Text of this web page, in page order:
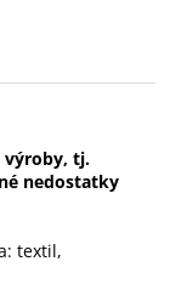
tj.
nedostatky
textil,